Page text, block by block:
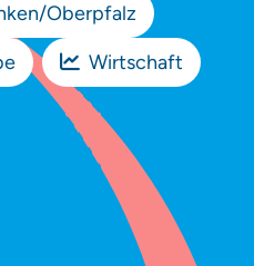
Oberpfalz
Wirtschaft